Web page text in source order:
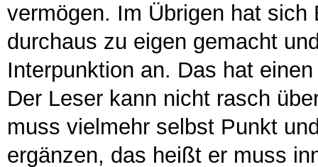
vermögen. Im Übrigen hat sich
durchaus zu eigen gemacht
Interpunktion an. Das hat
Der Leser kann nicht rasch
muss vielmehr selbst Punkt
ergänzen, das heißt er muss